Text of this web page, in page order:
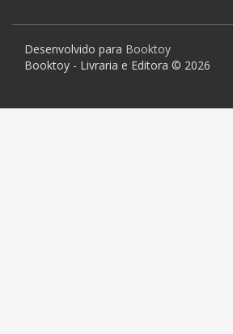
Desenvolvido para Booktoy
Booktoy - Livraria e Editora © 2026